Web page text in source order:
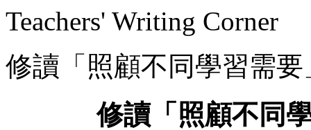
Teachers' Writing Corner
修讀「照顧不同學習需
修讀「照顧不同